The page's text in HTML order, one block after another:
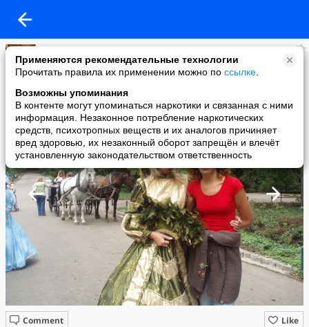
Применяются рекомендательные технологии
Прочитать правила их применении можно по ссылке
Возможны упоминания
В контенте могут упоминаться наркотики и связанная с ними
информация. Незаконное потребление наркотических
средств, психотропных веществ и их аналогов причиняет
вред здоровью, их незаконный оборот запрещён и влечёт
установленную законодательством ответственность
Валентина Кацан
added a photo
18 Nov в 20:01
Like
Comment